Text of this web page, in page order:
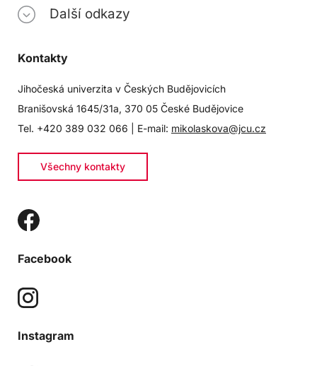
Další odkazy
Kontakty
Jihočeská univerzita v Českých Budějovicích
Branišovská 1645/31a, 370 05 České Budějovice
Tel. +420 389 032 066 | E-mail: mikolaskova@jcu.cz
Všechny kontakty
Facebook
Instagram